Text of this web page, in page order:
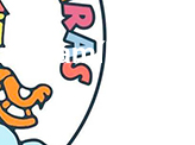
à Família